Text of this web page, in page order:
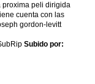
proxima peli dirigida
cuenta con las
gordon-levitt
Subido por: